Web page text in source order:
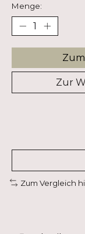
Menge:
Zur
Zum Vergleich